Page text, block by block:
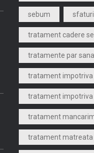
sebum
tratament cadere
tratamente par
tratament
tratament impotriva
tratament
tratament matreata